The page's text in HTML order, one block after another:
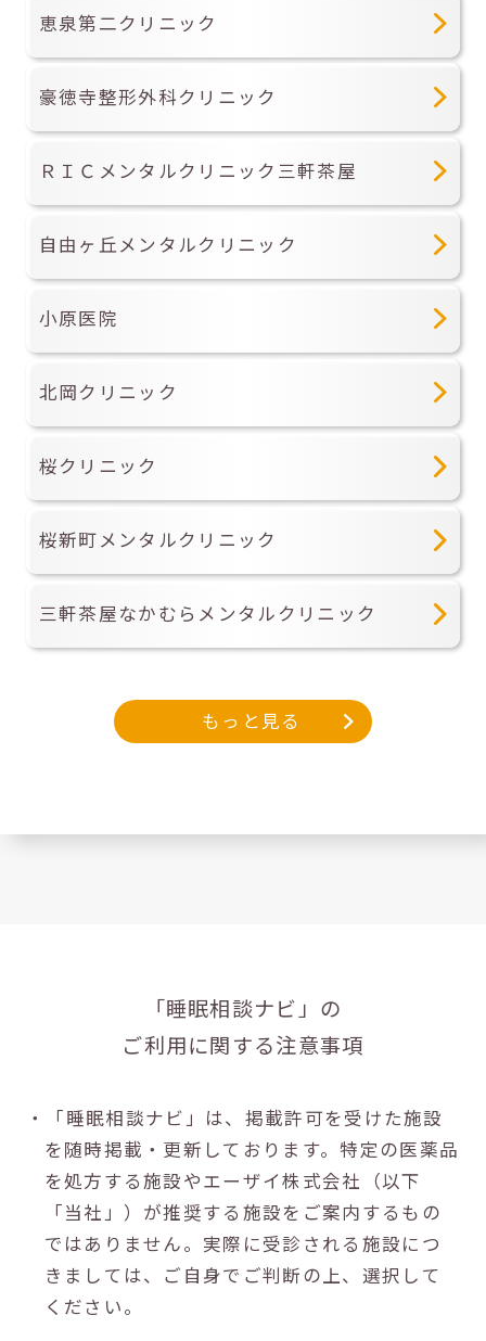
恵泉第二クリニック
豪徳寺整形外科クリニック
ＲＩＣメンタルクリニック三軒茶屋
自由ヶ丘メンタルクリニック
小原医院
北岡クリニック
桜クリニック
桜新町メンタルクリニック
三軒茶屋なかむらメンタルクリニック
もっと見る
「睡眠相談ナビ」の
ご利用に関する注意事項
・「睡眠相談ナビ」は、掲載許可を受けた施設
を随時掲載・更新しております。特定の医薬品
を処方する施設やエーザイ株式会社（以下
「当社」）が推奨する施設をご案内するもの
ではありません。実際に受診される施設につ
きましては、ご自身でご判断の上、選択して
ください。